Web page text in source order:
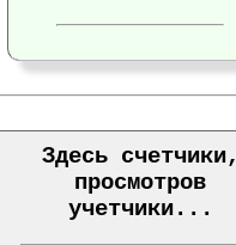
Здесь счетчики,
просмотров
учетчики...